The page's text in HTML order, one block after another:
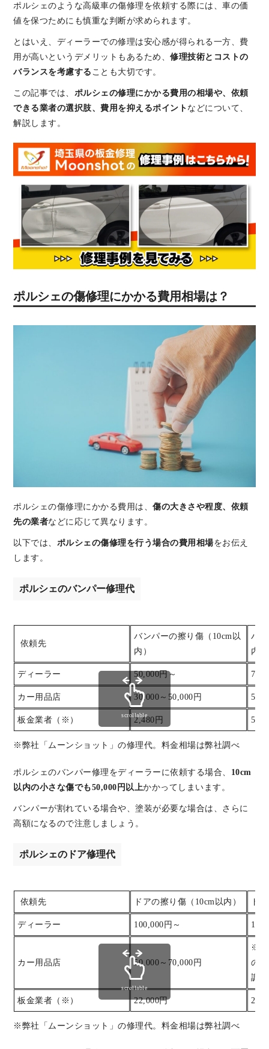
ポルシェのような高級車の傷修理を依頼する際には、車の価
値を保つためにも慎重な判断が求められます。
とはいえ、ディーラーでの修理は安心感が得られる一方、費
用が高いというデメリットもあるため、 修理技術とコストの
バランスを考慮する ことも大切です。
この記事では、 ポルシェの修理にかかる費用の相場や、依頼
できる業者の選択肢、費用を抑えるポイント などについて、
解説します。
ポルシェの傷修理にかかる費用相場は？
ポルシェの傷修理にかかる費用は、 傷の大きさや程度、依頼
先の業者などに応じて異なります。
以下では、 ポルシェの傷修理を行う場合の費用相場をお伝え
します。
ポルシェのバンパー修理代
依頼先
バンパーの擦り傷（10cm以
内）
バ
内）
ディーラー 50,000円～
カー用品店 30,000～50,000円
板金業者（※） 2,480円
※弊社「ムーンショット」の修理代。料金相場は弊社調べ
scrollable
ポルシェのバンパー修理をディーラーに依頼する場合、 10cm
以内の小さな傷でも50,000円以上かかってしまいます。
バンパーが割れている場合や、塗装が必要な場合は、さらに
高額になるので注意しましょう。
ポルシェのドア修理代
依頼先 ドアの擦り傷（10cm以内） ド
ディーラー 100,000円～
カー用品店 50,000～70,000円
※弊
の
調
板金業者（※） 22,000円
※弊社「ムーンショット」の修理代。料金相場は弊社調べ
scrollable